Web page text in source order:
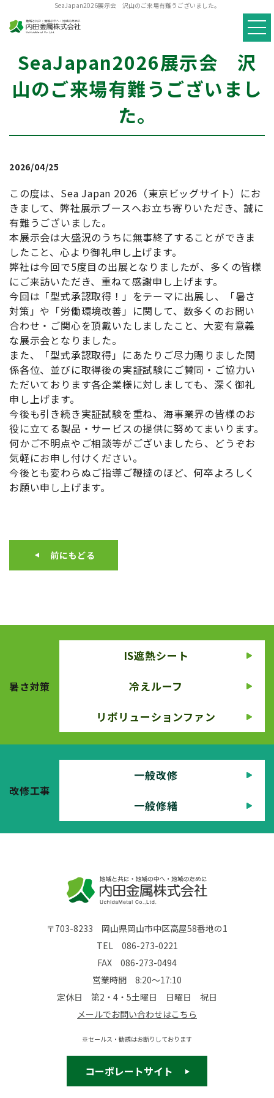
SeaJapan2026展示会 沢山のご来場有難うございました。
SeaJapan2026展示会 沢
山のご来場有難うございまし
た。
2026/04/25
この度は、Sea Japan 2026（東京ビッグサイト）にお
きまして、弊社展示ブースへお立ち寄りいただき、誠に
有難うございました。
本展示会は大盛況のうちに無事終了することができま
したこと、心より御礼申し上げます。
弊社は今回で5度目の出展となりましたが、多くの皆様
にご来訪いただき、重ねて感謝申し上げます。
今回は「型式承認取得！」をテーマに出展し、「暑さ
対策」や「労働環境改善」に関して、数多くのお問い
合わせ・ご関心を頂戴いたしましたこと、大変有意義
な展示会となりました。
また、「型式承認取得」にあたりご尽力賜りました関
係各位、並びに取得後の実証試験にご賛同・ご協力い
ただいております各企業様に対しましても、深く御礼
申し上げます。
今後も引き続き実証試験を重ね、海事業界の皆様のお
役に立てる製品・サービスの提供に努めてまいります。
何かご不明点やご相談等がございましたら、どうぞお
気軽にお申し付けください。
今後とも変わらぬご指導ご鞭撻のほど、何卒よろしく
お願い申し上げます。
前にもどる
暑さ対策
IS遮熱シート
冷えルーフ
リボリューションファン
改修工事
一般改修
一般修繕
〒703-8233 岡山県岡山市中区高屋58番地の1
TEL 086-273-0221
FAX 086-273-0494
営業時間 8:20～17:10
定休日 第2・4・5土曜日 日曜日 祝日
メールでお問い合わせはこちら
※セールス・勧誘はお断りしております
コーポレートサイト